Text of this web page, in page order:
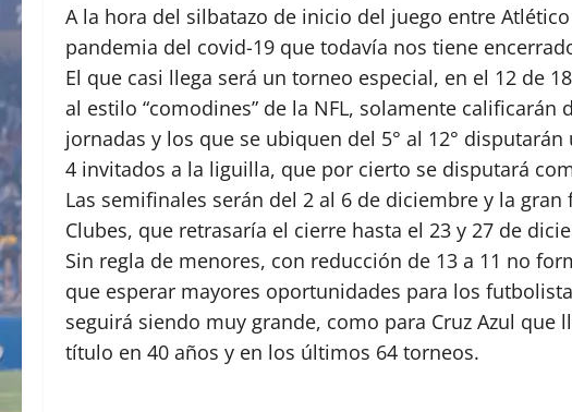
A la hora del silbatazo de inicio del juego entre
pandemia del covid-19 que todavía nos tiene
El que casi llega será un torneo especial, en el 12 de
al estilo “comodines” de la NFL, solamente
jornadas y los que se ubiquen del 5° al 12°
4 invitados a la liguilla, que por cierto se disputará
Las semifinales serán del 2 al 6 de diciembre y la
Clubes, que retrasaría el cierre hasta el 23 y 27 de
Sin regla de menores, con reducción de 13 a 11 no
que esperar mayores oportunidades para los
seguirá siendo muy grande, como para Cruz Azul
título en 40 años y en los últimos 64 torneos.